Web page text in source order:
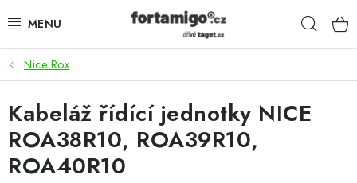
na
SADY - ZVÝHODNĚNÉ
POHONY
SAMONOSNÉ BRÁNY
Nice Rox
Kabeláž řídící jednotky NICE
ROA38R10, ROA39R10,
ROA40R10